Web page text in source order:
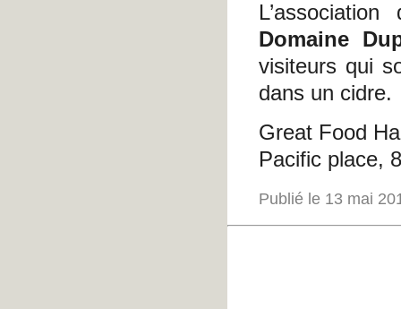
Domaine
visiteurs qui
dans un cidre.
Great Food
Pacific place,
Publié le 13 mai